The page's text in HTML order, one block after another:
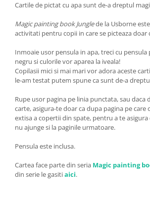
Cartile de pictat cu apa sunt de-a dreptul
Magic painting book Junglede la Usborne
activitati pentru copii in care se picteaza doar
Inmoaie usor pensula in apa, treci cu pensula
negru si culorile vor aparea la iveala!
Copilasii mici si mai mari vor adora aceste
le-am testat putem spune ca sunt de-a
Rupe usor pagina pe linia punctata, sau daca
carte, asigura-te doar ca dupa pagina pe care
extisa a copertii din spate, pentru a te asigura
nu ajunge si la paginile urmatoare.
Pensula este inclusa.
Cartea face parte din seria Magic painting
din serie le gasitiaici.